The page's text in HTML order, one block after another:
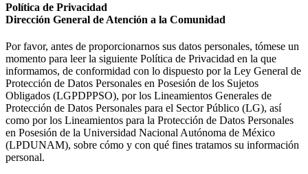
Política de Privacidad
Dirección General de Atención a la Comunidad
Por favor, antes de proporcionarnos sus datos personales, tómese un
momento para leer la siguiente Política de Privacidad en la que
informamos, de conformidad con lo dispuesto por la Ley General de
Protección de Datos Personales en Posesión de los Sujetos
Obligados (LGPDPPSO), por los Lineamientos Generales de
Protección de Datos Personales para el Sector Público (LG), así
como por los Lineamientos para la Protección de Datos Personales
en Posesión de la Universidad Nacional Autónoma de México
(LPDUNAM), sobre cómo y con qué fines tratamos su información
personal.